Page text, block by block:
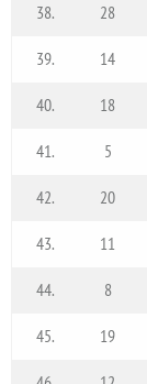
38. 28
39. 14
40. 18
41. 5
42. 20
43. 11
44. 8
45. 19